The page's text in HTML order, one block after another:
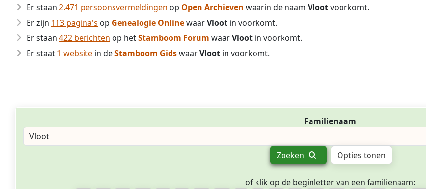
Er staan 2.471 persoonsvermeldingen op Open Archieven waarin de naam Vlootvoorkomt.
Er zijn 113 pagina's op Genealogie OnlinewaarVloot in voorkomt.
Er staan 422 berichten op hetStamboom Forum waarVloot in voorkomt.
Er staat 1 website in deStamboom GidswaarVloot in voorkomt.
Familienaam
Zoeken Opties tonen
of klik op de beginletter van een familienaam: